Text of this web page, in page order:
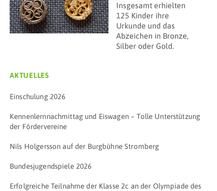
Insgesamt erhielten
125 Kinder ihre
Urkunde und das
Abzeichen in Bronze,
Silber oder Gold.
AKTUELLES
Einschulung 2026
Kennenlernnachmittag und Eiswagen – Tolle Unterstützung
der Fördervereine
Nils Holgersson auf der Burgbühne Stromberg
Bundesjugendspiele 2026
Erfolgreiche Teilnahme der Klasse 2c an der Olympiade des